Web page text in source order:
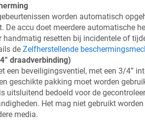
worden automatisch
De accu doet meerdere automatische
handmatig resetten bij incidentele of
de Zelfherstellende
draadverbinding)
een beveiligingsventiel, met een 3/4”
geschikte pakking moet worden
uitsluitend bedoeld voor de
Het mag niet gebruikt
media.